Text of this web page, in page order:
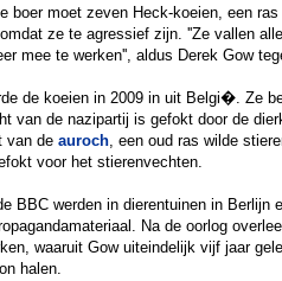
boer moet zeven Heck-koeien, een
ze te agressief zijn. ''Ze vallen
mee te werken'', aldus Derek Gow
de koeien in 2009 in uit Belgi�. Ze
van de nazipartij is gefokt door de
van de auroch, een oud ras wilde
voor het stierenvechten.
BBC werden in dierentuinen in
Na de oorlog
waaruit Gow uiteindelijk vijf jaar
halen.